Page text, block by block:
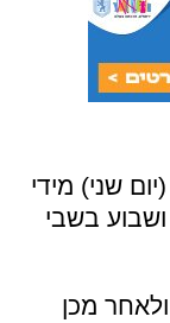
שני) מידי
בשבי
הראשון החל בשעה 08:00, ולאחר מכן